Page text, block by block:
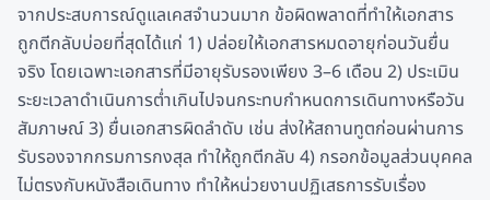
จากประสบการณ์ดูแลเคสจำนวนมาก ข้อผิดพลาดที่ทำให้เอกสาร
ถูกตีกลับบ่อยที่สุดได้แก่ 1) ปล่อยให้เอกสารหมดอายุก่อนวันยื่น
จริง โดยเฉพาะเอกสารที่มีอายุรับรองเพียง 3–6 เดือน 2) ประเมิน
ระยะเวลาดำเนินการต่ำเกินไปจนกระทบกำหนดการเดินทางหรือวัน
สัมภาษณ์ 3) ยื่นเอกสารผิดลำดับ เช่น ส่งให้สถานทูตก่อนผ่านการ
รับรองจากกรมการกงสุล ทำให้ถูกตีกลับ 4) กรอกข้อมูลส่วนบุคคล
ไม่ตรงกับหนังสือเดินทาง ทำให้หน่วยงานปฏิเสธการรับเรื่อง